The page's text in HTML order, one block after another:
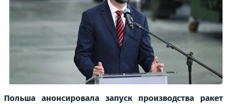
Польша анонсировала запуск производства ракет